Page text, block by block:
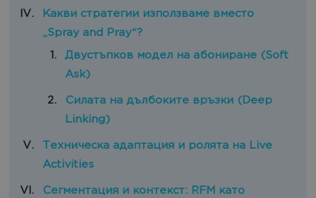
Какви стратегии използваме вместо
„Spray and Pray“?
Двустъпков модел на абониране (Soft
Ask)
Силата на дълбоките връзки (Deep
Linking)
Техническа адаптация и ролята на Live
Activities
Сегментация и контекст: RFM като